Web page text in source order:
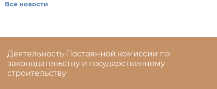
Все новости
Деятельность Постоянной комиссии по
законодательству и государственному
строительству